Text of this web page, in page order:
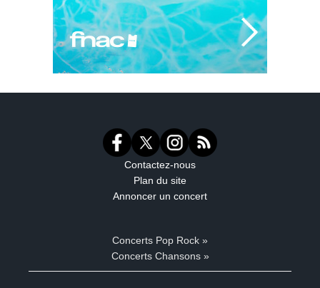
Contactez-nous
Plan du site
Annoncer un concert
Concerts Pop Rock »
Concerts Chansons »